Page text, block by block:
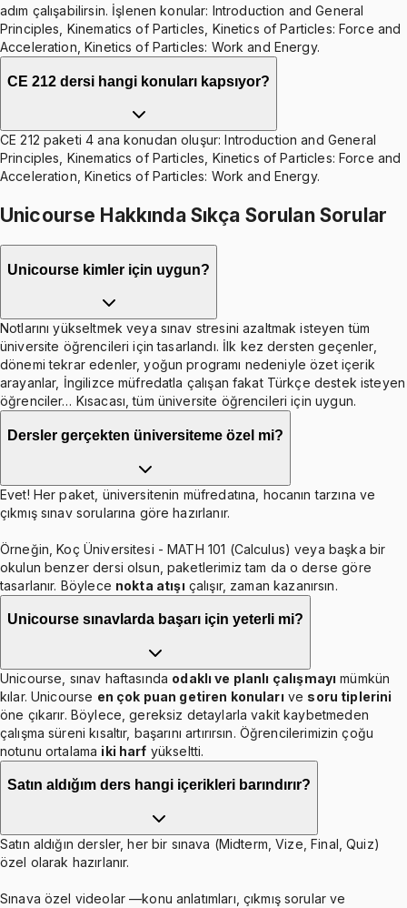
adım çalışabilirsin. İşlenen konular: Introduction and General
Principles, Kinematics of Particles, Kinetics of Particles: Force and
Acceleration, Kinetics of Particles: Work and Energy.
CE 212 dersi hangi konuları kapsıyor?
CE 212 paketi 4 ana konudan oluşur: Introduction and General
Principles, Kinematics of Particles, Kinetics of Particles: Force and
Acceleration, Kinetics of Particles: Work and Energy.
Unicourse Hakkında Sıkça Sorulan Sorular
Unicourse kimler için uygun?
Notlarını yükseltmek veya sınav stresini azaltmak isteyen tüm
üniversite öğrencileri için tasarlandı. İlk kez dersten geçenler,
dönemi tekrar edenler, yoğun programı nedeniyle özet içerik
arayanlar, İngilizce müfredatla çalışan fakat Türkçe destek isteyen
öğrenciler… Kısacası, tüm üniversite öğrencileri için uygun.
Dersler gerçekten üniversiteme özel mi?
Evet! Her paket, üniversitenin müfredatına, hocanın tarzına ve
çıkmış sınav sorularına göre hazırlanır.
Örneğin, Koç Üniversitesi - MATH 101 (Calculus) veya başka bir
okulun benzer dersi olsun, paketlerimiz tam da o derse göre
tasarlanır. Böylece nokta atışı çalışır, zaman kazanırsın.
Unicourse sınavlarda başarı için yeterli mi?
Unicourse, sınav haftasında odaklı ve planlı çalışmayı mümkün
kılar. Unicourse en çok puan getiren konuları ve soru tiplerini
öne çıkarır. Böylece, gereksiz detaylarla vakit kaybetmeden
çalışma süreni kısaltır, başarını artırırsın. Öğrencilerimizin çoğu
notunu ortalama iki harf yükseltti.
Satın aldığım ders hangi içerikleri barındırır?
Satın aldığın dersler, her bir sınava (Midterm, Vize, Final, Quiz)
özel olarak hazırlanır.
Sınava özel videolar —konu anlatımları, çıkmış sorular ve